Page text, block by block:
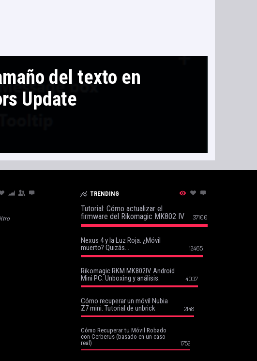
del texto en
Update
TRENDING
Tutorial: Cómo actualizar el
firmware del Rikomagic MK802 IV
37100
Nexus 4 y la Luz Roja. ¿Móvil
muerto? Quizás…
12465
Rikomagic RKM MK802IV. Android
Mini PC. Unboxing y análisis.
4037
Cómo recuperar un móvil Nubia
Z7 mini. Tutorial de unbrick
2148
Cómo Recuperar tu Móvil Robado
con Cerberus (basado en un caso
real)
1752